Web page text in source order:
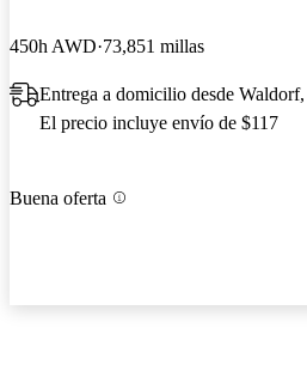
450h AWD 73,851 millas
Entrega a domicilio desde
El precio incluye envío de $117
Buena oferta